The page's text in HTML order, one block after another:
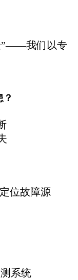
”——我们以专
位故障源
系统